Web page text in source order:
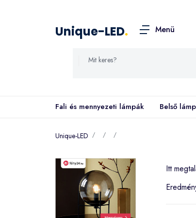
Unique-LED. Menü
Fali és mennyezeti lámpák Belső
Unique-LED
Itt